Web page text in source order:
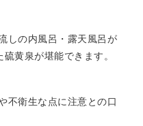
しの内風呂・露天風呂が
黄泉が堪能できます。
不衛生な点に注意との口